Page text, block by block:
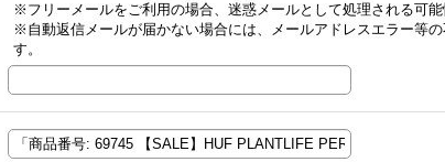
※フリーメールをご利用の場合、迷惑メールとして処理される可能
※自動返信メールが届かない場合には、メールアドレスエラー等
す。